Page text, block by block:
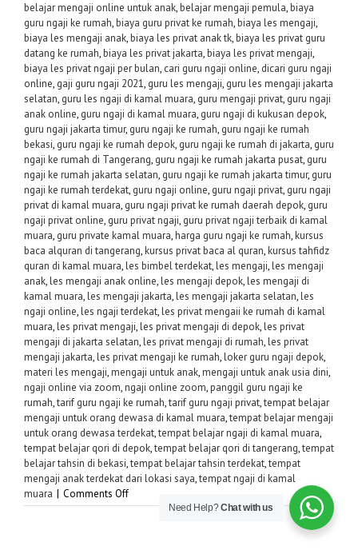
belajar mengaji online untuk anak,belajar mengaji pemula,biaya
guru ngaji ke rumah,biaya guru privat ke rumah,biaya les mengaji,
biaya les mengaji anak,biaya les privat anak tk,biaya les privat guru
datang ke rumah,biaya les privat jakarta,biaya les privat mengaji,
biaya les privat ngaji per bulan, cari guru ngaji online, dicari guru ngaji
online, gaji guru ngaji 2021, guru les mengaji, guru les mengaji jakarta
selatan, guru les ngaji di kamal muara, guru mengaji privat, guru ngaji
anak online, guru ngaji di kamal muara, guru ngaji di kukusan depok,
guru ngaji jakarta timur, guru ngaji ke rumah, guru ngaji ke rumah
bekasi, guru ngaji ke rumah depok, guru ngaji ke rumah di jakarta, guru
ngaji ke rumah di Tangerang, guru ngaji ke rumah jakarta pusat, guru
ngaji ke rumah jakarta selatan, guru ngaji ke rumah jakarta timur, guru
ngaji ke rumah terdekat, guru ngaji online, guru ngaji privat, guru ngaji
privat di kamal muara, guru ngaji privat ke rumah daerah depok, guru
ngaji privat online, guru privat ngaji, guru privat ngaji terbaik di kamal
muara, guru private kamal muara,harga guru ngaji ke rumah,kursus
baca alquran di tangerang,kursus privat baca al quran,kursus tahfidz
quran di kamal muara,les bimbel terdekat,les mengaji,les mengaji
anak,les mengaji anak online,les mengaji depok,les mengaji di
kamal muara,les mengaji jakarta,les mengaji jakarta selatan,les
ngaji online,les ngaji terdekat,les privat mengaii ke rumah di kamal
muara,les privat mengaji,les privat mengaji di depok,les privat
mengaji di jakarta selatan,les privat mengaji di rumah,les privat
mengaji jakarta,les privat mengaji ke rumah,loker guru ngaji depok,
materi les mengaji,mengaji untuk anak,mengaji untuk anak usia dini,
ngaji online via zoom,ngaji online zoom,panggil guru ngaji ke
rumah,tarif guru ngaji ke rumah,tarif guru ngaji privat,tempat belajar
mengaji untuk orang dewasa di kamal muara,tempat belajar mengaji
untuk orang dewasa terdekat,tempat belajar ngaji di kamal muara,
tempat belajar qori di depok,tempat belajar qori di tangerang,tempat
belajar tahsin di bekasi,tempat belajar tahsin terdekat,tempat
mengaji anak terdekat dari lokasi saya,tempat ngaji di kamal
muara
Comments Offon
Need Help?Chat with us